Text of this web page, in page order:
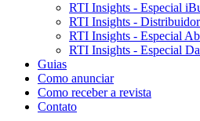
RTI Insights - Especial
RTI Insights -
RTI Insights - Especial
RTI Insights - Especial
Guias
Como anunciar
Como receber a revista
Contato